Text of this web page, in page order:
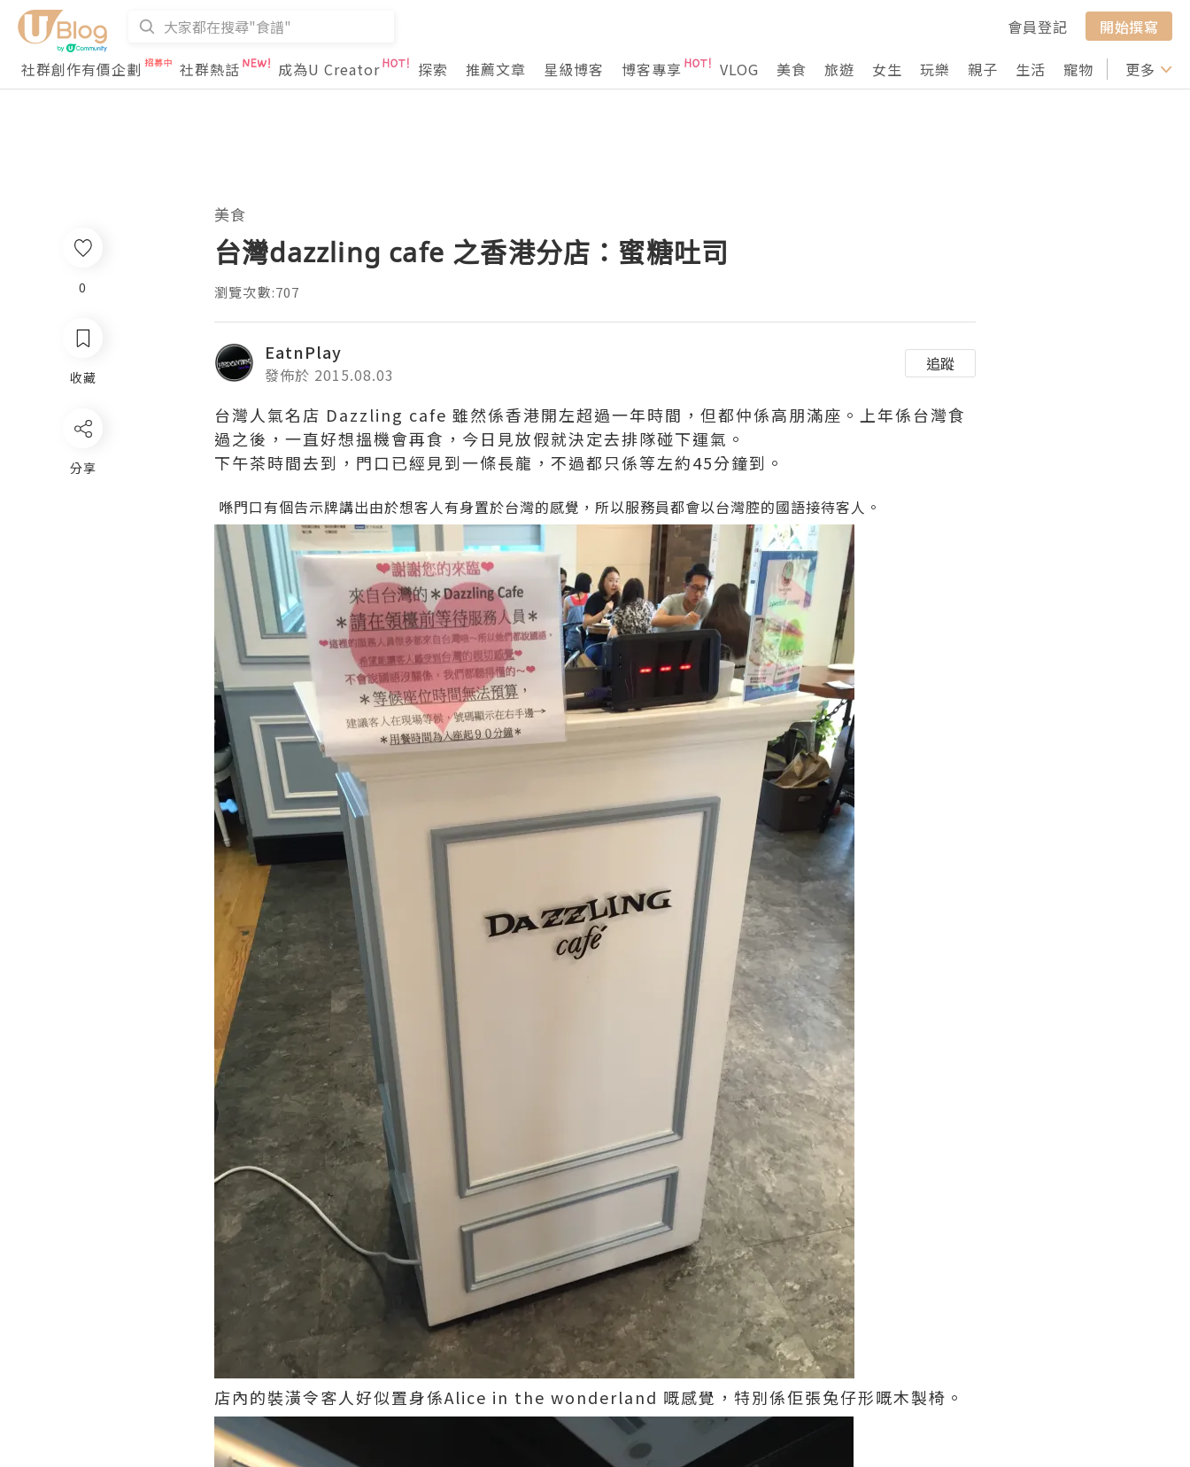
會員登記
開始撰寫
社群創作有價企劃
社群熱話 成為U Creator 探索 推薦文章 星級博客 博客專享 VLOG 美食 旅遊 女生 玩樂 親子 生活 寵物 行山 打卡
更多
0
收藏
分享
美食
台灣dazzling cafe 之香港分店：蜜糖吐司
瀏覽次數:707
EatnPlay
發佈於 2015.08.03
追蹤
台灣人氣名店 Dazzling cafe 雖然係香港開左超過一年時間，但都仲係高朋滿座。上年係台灣食
過之後，一直好想搵機會再食，今日見放假就決定去排隊碰下運氣。
下午茶時間去到，門口已經見到一條長龍，不過都只係等左約45分鐘到。
喺門口有個告示牌講出由於想客人有身置於台灣的感覺，所以服務員都會以台灣腔的國語接待客人。
店內的裝潢令客人好似置身係Alice in the wonderland 嘅感覺，特別係佢張兔仔形嘅木製椅。